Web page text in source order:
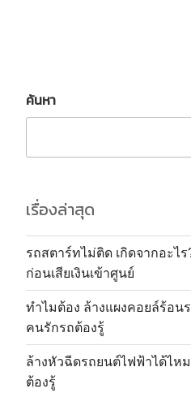
ค้นหา
เรื่องล่าสุด
รถสตาร์ทไม่ติด เกิดจากอะไ
ก่อนเสียเงินเข้าศูนย์
ทำไมต้อง ล้างแผงคอยล์ร้อ
คนรักรถต้องรู้
ล้างหัวฉีดรถยนต์ไฟฟ้าได้ไห
ต้องรู้